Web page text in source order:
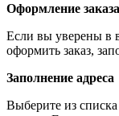
Оформление
Если вы уверены в
оформить заказ,
Заполнение адреса
Выберите из